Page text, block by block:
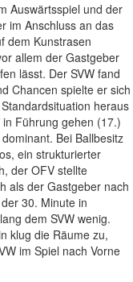
Auswärtsspiel und der
im Anschluss an das
dem Kunstrasen
allem der Gastgeber
lässt. Der SVW fand
Chancen spielte er sich
heraus
Führung gehen (17.)
Bei Ballbesitz
ein strukturierter
der OFV stellte
als der Gastgeber nach
30. Minute in
dem SVW wenig.
klug die Räume zu,
im Spiel nach Vorne